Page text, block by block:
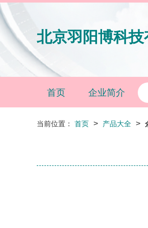
北京羽阳博科技
首页 企业简介
当前位置： 首页 > 产品大全 >